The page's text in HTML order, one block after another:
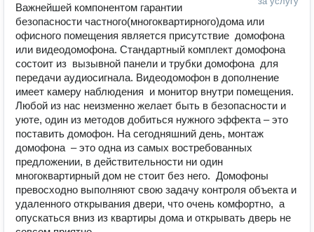
Важнейшей компонентом гарантии
безопасности частного(многоквартирного)дома или
офисного помещения является присутствие  домофона
или видеодомофона. Стандартный комплект домофона
состоит из  вызывной панели и трубки домофона  для
передачи аудиосигнала. Видеодомофон в дополнение
имеет камеру наблюдения  и монитор внутри помещения.
Любой из нас неизменно желает быть в безопасности и
уюте, один из методов добиться нужного эффекта – это
поставить домофон. На сегодняшний день, монтаж
домофона  – это одна из самых востребованных
предложении, в действительности ни один
многоквартирный дом не стоит без него.  Домофоны
превосходно выполняют свою задачу контроля объекта и
удаленного открывания двери, что очень комфортно,  а
опускаться вниз из квартиры дома и открывать дверь не